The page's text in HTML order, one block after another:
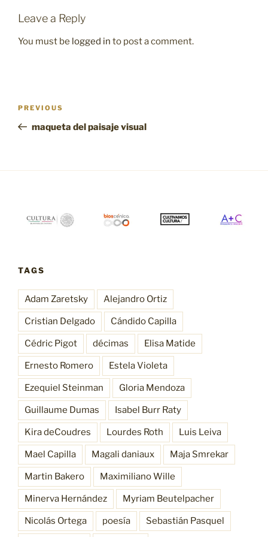
Leave a Reply
You must be logged in to post a comment.
Previous
Post
PREVIOUS
maqueta del paisaje visual
TAGS
Adam Zaretsky Alejandro Ortiz
Cristian Delgado Cándido Capilla
Cédric Pigot décimas Elisa Matide
Ernesto Romero Estela Violeta
Ezequiel Steinman Gloria Mendoza
Guillaume Dumas Isabel Burr Raty
Kira deCoudres Lourdes Roth Luis Leiva
Mael Capilla Magali daniaux Maja Smrekar
Martin Bakero Maximiliano Wille
Minerva Hernández Myriam Beutelpacher
Nicolás Ortega poesía Sebastián Pasquel